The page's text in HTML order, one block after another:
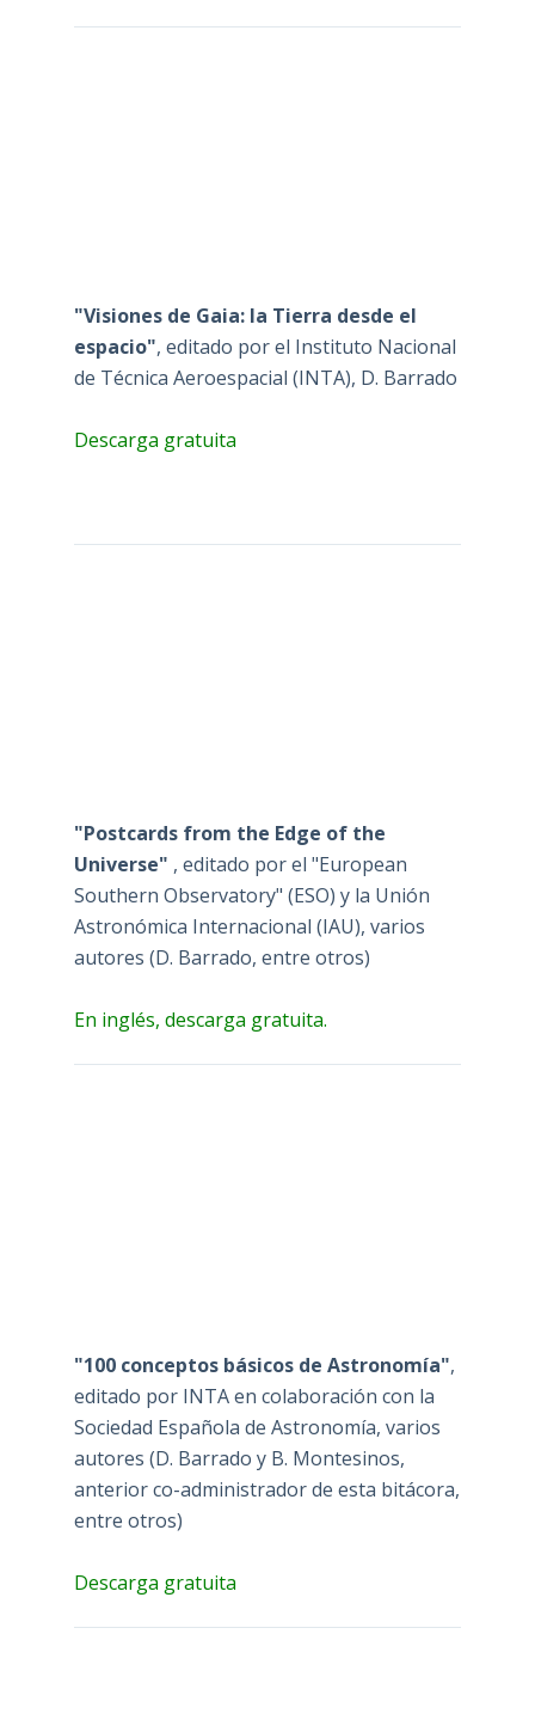
"Visiones de Gaia: la Tierra desde el
espacio", editado por el Instituto Nacional
de Técnica Aeroespacial (INTA), D. Barrado
Descarga gratuita
"Postcards from the Edge of the
Universe" , editado por el "European
Southern Observatory" (ESO) y la Unión
Astronómica Internacional (IAU), varios
autores (D. Barrado, entre otros)
En inglés, descarga gratuita.
"100 conceptos básicos de Astronomía",
editado por INTA en colaboración con la
Sociedad Española de Astronomía, varios
autores (D. Barrado y B. Montesinos,
anterior co-administrador de esta bitácora,
entre otros)
Descarga gratuita